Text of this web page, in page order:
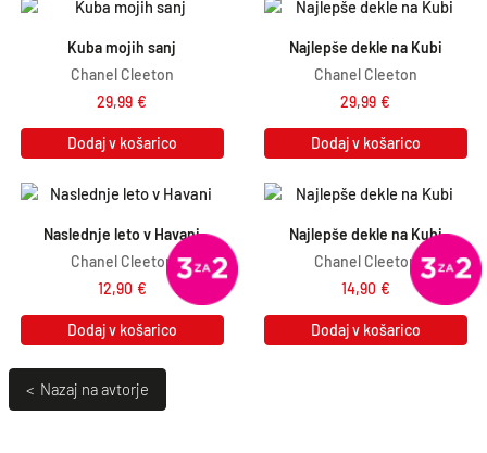
Kuba mojih sanj
Chanel Cleeton
29,99 €
Dodaj v košarico
Najlepše dekle na Kubi
Chanel Cleeton
29,99 €
Dodaj v košarico
Naslednje leto v Havani
Chanel Cleeton
12,90 €
Dodaj v košarico
Najlepše dekle na Kubi
Chanel Cleeton
14,90 €
Dodaj v košarico
< Nazaj na avtorje